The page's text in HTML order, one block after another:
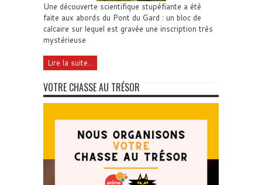
Une découverte scientifique stupéfiante a été
faite aux abords du Pont du Gard : un bloc de
calcaire sur lequel est gravée une inscription très
mystérieuse
Lire la suite...
VOTRE CHASSE AU TRÉSOR